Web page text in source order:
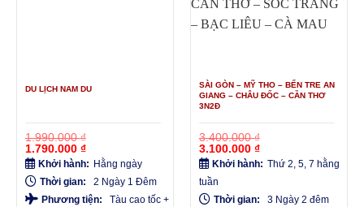
DU LỊCH NAM DU
1.990.000₫
Giá
gốc
là:
1.990.000 ₫.
1.790.000 ₫Giá
hiện
tại
là:
1.790.000 ₫.
Khởi hành: Hằng ngày
Thời gian:
2 Ngày 1 Đêm
Phương tiện:
Tàu cao tốc +
SÀI GÒN – MỸ THO – BẾN TRE AN
GIANG – CHÂU ĐỐC – CẦN THƠ
3N2Đ
3.400.000₫
Giá
gốc
là:
3.400.000 ₫.
3.100.000 ₫Giá
hiện
tại
3.100.000 ₫.
Khởi hành: Thứ 2, 5, 7 hằng
tuần
Thời gian:
3 Ngày 2 đêm